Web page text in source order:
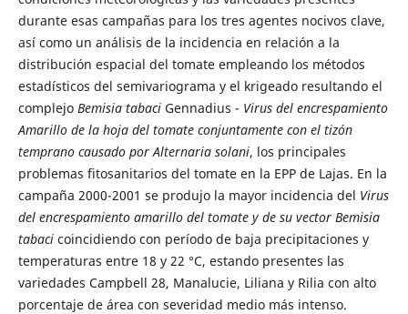
durante esas campañas para los tres agentes nocivos clave,
así como un análisis de la incidencia en relación a la
distribución espacial del tomate empleando los métodos
estadísticos del semivariograma y el krigeado resultando el
complejo Bemisia tabaciGennadius - Virus del encrespamiento
Amarillo de la hoja del tomate conjuntamente con el tizón
temprano causado por Alternaria solani, los principales
problemas fitosanitarios del tomate en la EPP de Lajas. En la
campaña 2000-2001 se produjo la mayor incidencia del Virus
del encrespamiento amarillo del tomate y de su vector Bemisia
tabacicoincidiendo con período de baja precipitaciones y
temperaturas entre 18 y 22 °C, estando presentes las
variedades Campbell 28, Manalucie, Liliana y Rilia con alto
porcentaje de área con severidad medio más intenso.